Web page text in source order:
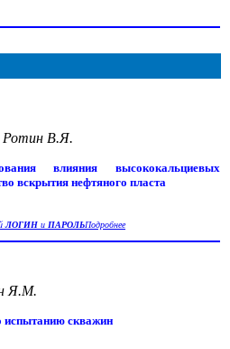
Ротин В.Я.
влияния высококальциевых
вскрытия нефтяного пласта
ЛОГИН и ПАРОЛЬПодробнее
Я.М.
испытанию скважин